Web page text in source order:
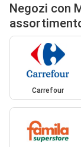
Negozi con
Carrefour